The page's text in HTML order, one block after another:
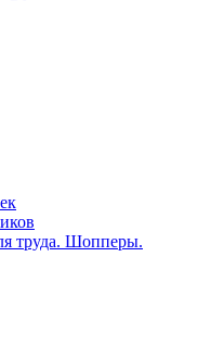
труда. Шопперы.